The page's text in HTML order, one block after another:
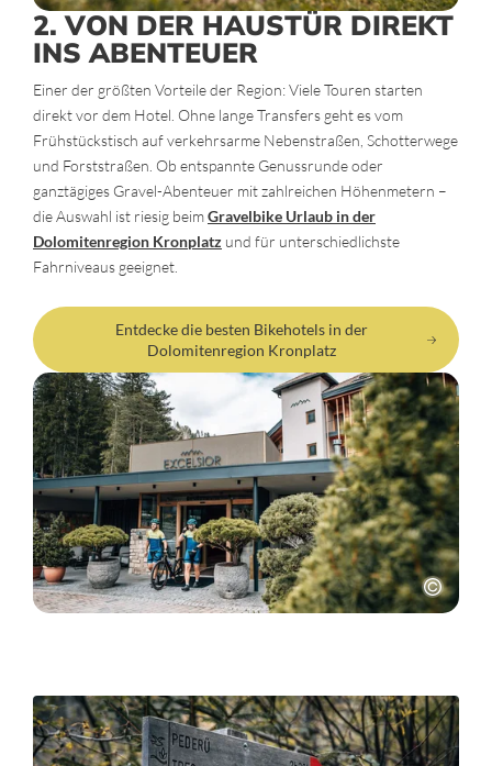
2. VON DER HAUSTÜR DIREKT
INS ABENTEUER
Einer der größten Vorteile der Region: Viele Touren starten
direkt vor dem Hotel. Ohne lange Transfers geht es vom
Frühstückstisch auf verkehrsarme Nebenstraßen, Schotterwege
und Forststraßen. Ob entspannte Genussrunde oder
ganztägiges Gravel-Abenteuer mit zahlreichen Höhenmetern –
die Auswahl ist riesig beimGravelbike Urlaub in der
Dolomitenregion Kronplatz und für unterschiedlichste
Fahrniveaus geeignet.
Entdecke die besten Bikehotels in der
Dolomitenregion Kronplatz